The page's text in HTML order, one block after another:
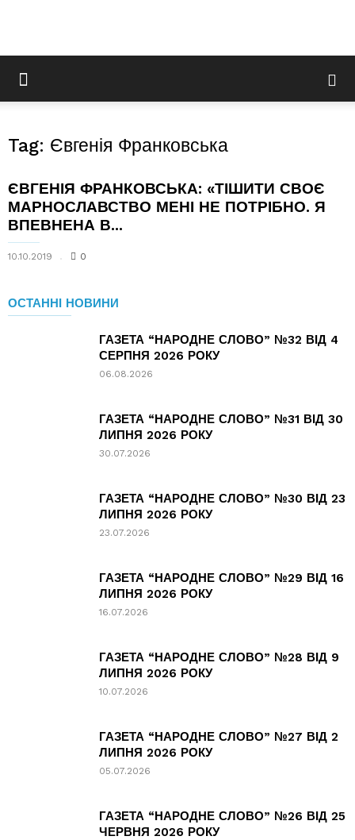
Tag: Євгенія Франковська
ЄВГЕНІЯ ФРАНКОВСЬКА: «ТІШИТИ СВОЄ
МАРНОСЛАВСТВО МЕНІ НЕ ПОТРІБНО. Я
ВПЕВНЕНА В...
10.10.2019 0
ОСТАННІ НОВИНИ
ГАЗЕТА “НАРОДНЕ СЛОВО” №32 ВІД 4
СЕРПНЯ 2026 РОКУ
06.08.2026
ГАЗЕТА “НАРОДНЕ СЛОВО” №31 ВІД 30
ЛИПНЯ 2026 РОКУ
30.07.2026
ГАЗЕТА “НАРОДНЕ СЛОВО” №30 ВІД 23
ЛИПНЯ 2026 РОКУ
23.07.2026
ГАЗЕТА “НАРОДНЕ СЛОВО” №29 ВІД 16
ЛИПНЯ 2026 РОКУ
16.07.2026
ГАЗЕТА “НАРОДНЕ СЛОВО” №28 ВІД 9
ЛИПНЯ 2026 РОКУ
10.07.2026
ГАЗЕТА “НАРОДНЕ СЛОВО” №27 ВІД 2
ЛИПНЯ 2026 РОКУ
05.07.2026
ГАЗЕТА “НАРОДНЕ СЛОВО” №26 ВІД 25
ЧЕРВНЯ 2026 РОКУ